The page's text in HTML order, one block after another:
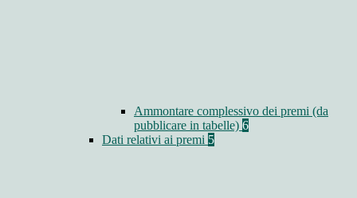
Ammontare complessivo dei premi (da
pubblicare in tabelle) 6
Dati relativi ai premi 5